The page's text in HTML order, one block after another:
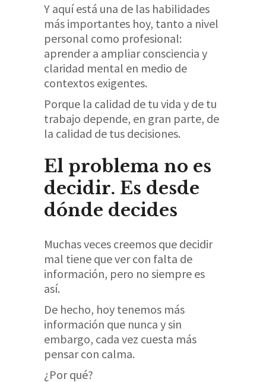
Y aquí está una de las habilidades
más importantes hoy, tanto a nivel
personal como profesional:
aprender a ampliar consciencia y
claridad mental en medio de
contextos exigentes.
Porque la calidad de tu vida y de tu
trabajo depende, en gran parte, de
la calidad de tus decisiones.
El problema no es
decidir. Es desde
dónde decides
Muchas veces creemos que decidir
mal tiene que ver con falta de
información, pero no siempre es
así.
De hecho, hoy tenemos más
información que nunca y sin
embargo, cada vez cuesta más
pensar con calma.
¿Por qué?